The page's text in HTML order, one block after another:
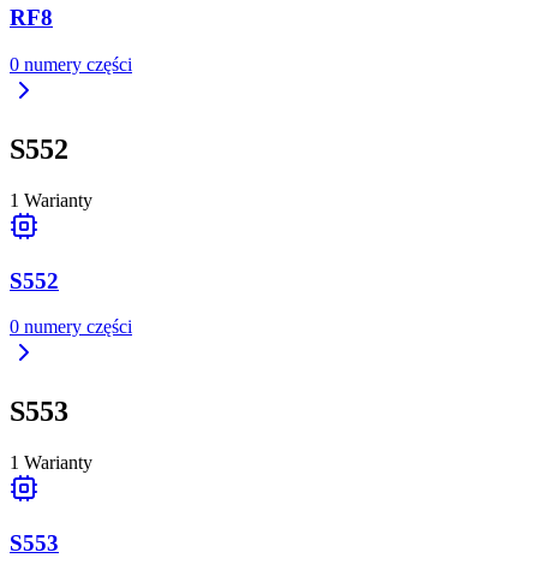
RF8
0 numery części
S552
1 Warianty
S552
0 numery części
S553
1 Warianty
S553